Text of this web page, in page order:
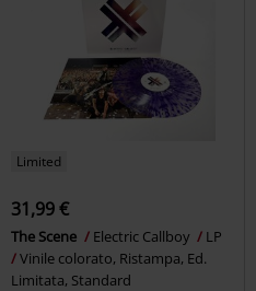
Limited
31,99 €
The Scene Electric Callboy
LP
Vinile colorato, Ristampa, Ed.
Limitata, Standard